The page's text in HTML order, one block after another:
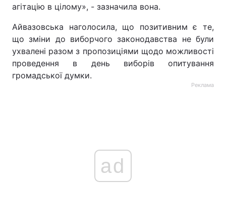
агітацію в цілому», - зазначила вона.
Айвазовська наголосила, що позитивним є те,
що зміни до виборчого законодавства не були
ухвалені разом з пропозиціями щодо можливості
проведення в день виборів опитування
громадської думки.
Реклама
ad